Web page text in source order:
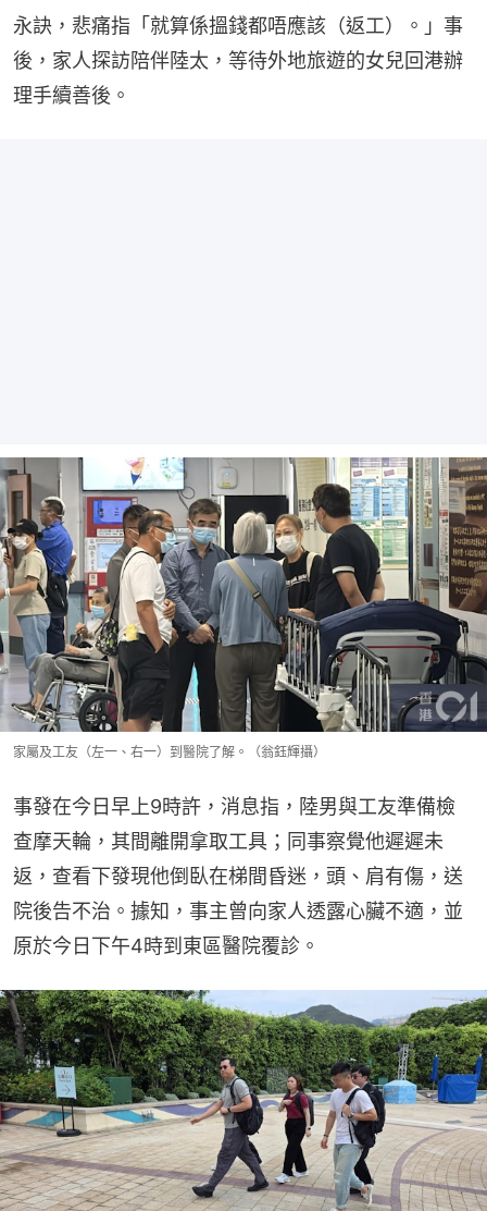
永訣，悲痛指「就算係搵錢都唔應該（返工）。」事
後，家人探訪陪伴陸太，等待外地旅遊的女兒回港辦
理手續善後。
家屬及工友（左一、右一）到醫院了解。（翁鈺輝攝）
事發在今日早上9時許，消息指，陸男與工友準備檢
查摩天輪，其間離開拿取工具；同事察覺他遲遲未
返，查看下發現他倒臥在梯間昏迷，頭、肩有傷，送
院後告不治。據知，事主曾向家人透露心臟不適，並
原於今日下午4時到東區醫院覆診。